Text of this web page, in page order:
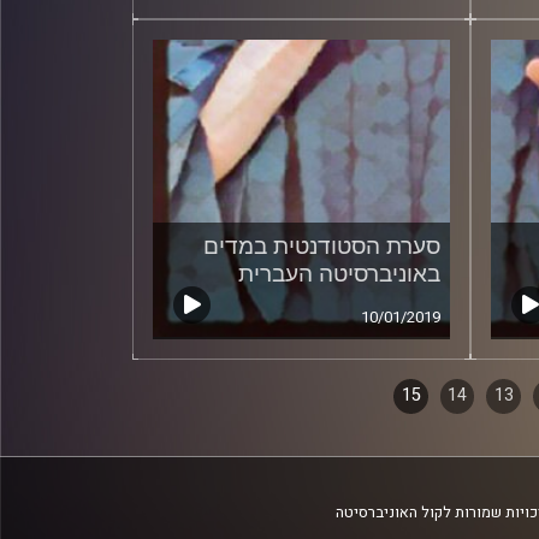
סערת הסטודנטית במדים
באוניברסיטה העברית
10/01/2019
13
14
15
שמורות לקול האוניברסיטה